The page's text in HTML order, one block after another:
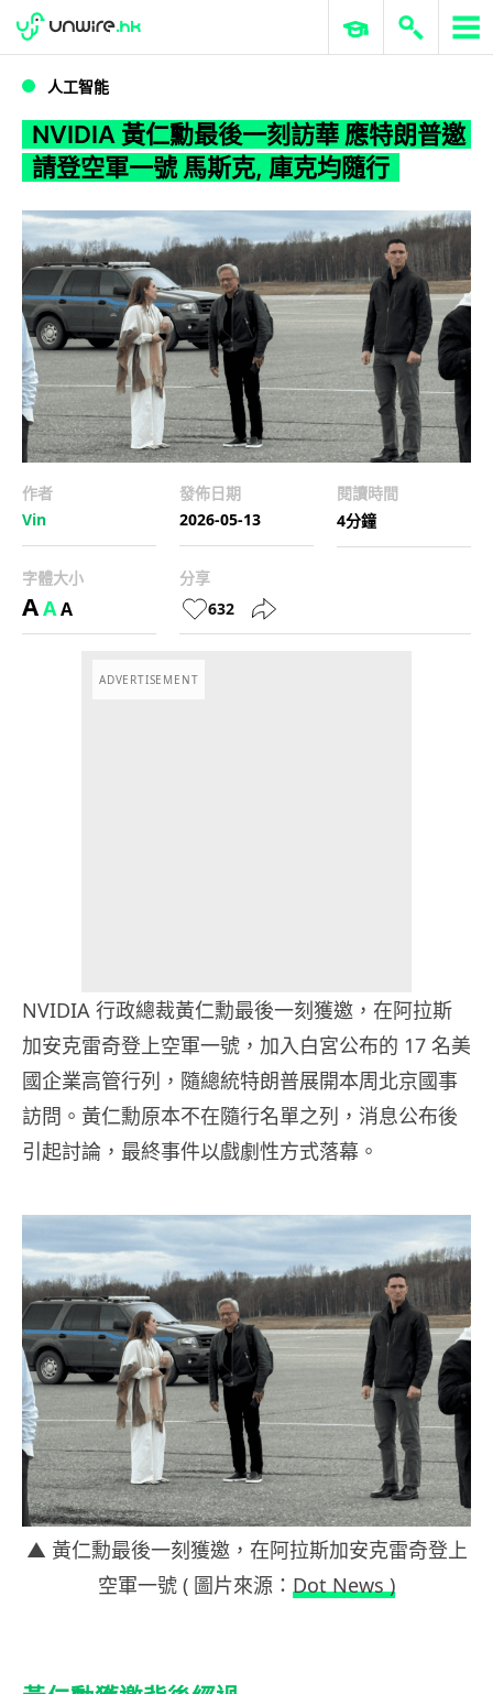
WWDC 2026 ERP 與商業 AI
人工智能
NVIDIA 黃仁勳最後一刻訪華 應特朗普邀
請登空軍一號 馬斯克, 庫克均隨行
作者
Vin
發佈日期
2026-05-13
閱讀時間
4分鐘
字體大小
AAA
分享
632
ADVERTISEMENT
NVIDIA 行政總裁黃仁勳最後一刻獲邀，在阿拉斯
加安克雷奇登上空軍一號，加入白宮公布的 17 名美
國企業高管行列，隨總統特朗普展開本周北京國事
訪問。黃仁勳原本不在隨行名單之列，消息公布後
引起討論，最終事件以戲劇性方式落幕。
▲ 黃仁勳最後一刻獲邀，在阿拉斯加安克雷奇登上
空軍一號 ( 圖片來源： Dot News )